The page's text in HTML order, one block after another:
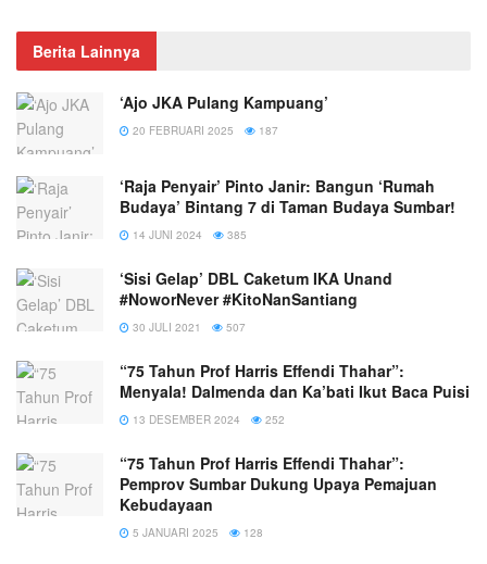
Berita Lainnya
‘Ajo JKA Pulang Kampuang’
20 FEBRUARI 2025 187
‘Raja Penyair’ Pinto Janir: Bangun ‘Rumah
Budaya’ Bintang 7 di Taman Budaya Sumbar!
14 JUNI 2024 385
‘Sisi Gelap’ DBL Caketum IKA Unand
#NoworNever #KitoNanSantiang
30 JULI 2021 507
“75 Tahun Prof Harris Effendi Thahar”:
Menyala! Dalmenda dan Ka’bati Ikut Baca Puisi
13 DESEMBER 2024 252
“75 Tahun Prof Harris Effendi Thahar”:
Pemprov Sumbar Dukung Upaya Pemajuan
Kebudayaan
5 JANUARI 2025 128